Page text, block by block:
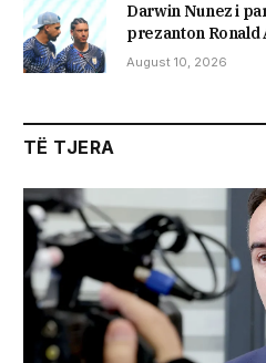
Darwin Nunez i
prezanton Ronald
August 10, 2026
TË TJERA